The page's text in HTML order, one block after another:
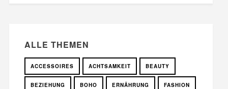
ALLE THEMEN
ACCESSOIRES ACHTSAMKEIT BEAUTY
BEZIEHUNG BOHO ERNÄHRUNG FASHION